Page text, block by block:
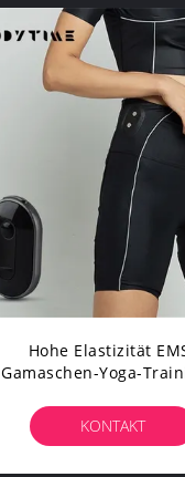
Hohe Elastizität
Gamaschen-Yoga-
Rüttelnden Sport
KONTAKT